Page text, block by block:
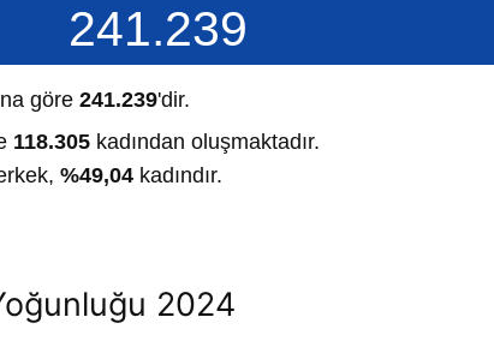
241.239
göre 241.239'dir.
118.305 kadından oluşmaktadır.
%49,04 kadındır.
2024